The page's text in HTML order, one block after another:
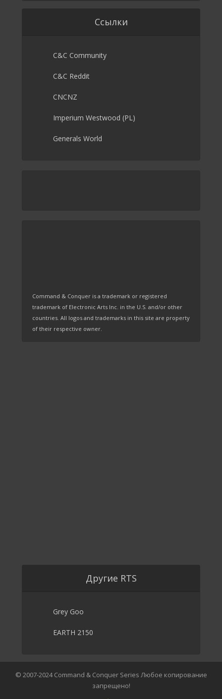
Ссылки
C&C Community
C&C Reddit
CNCNZ
Imperium Westwood (PL)
Generals World
Command & Conquer is a trademark or registered
trademark of Electronic Arts Inc. in the U.S. and/or other
countries. All logos and trademarks in this site are property
of their respective owner.
Другие RTS
Grey Goo
EARTH 2150
© 2007-2024 Command & Conquer Series Любое копирование
запрещено!